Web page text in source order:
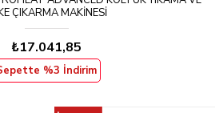
ÇIKARMA MAKINESI
₺17.041,85
%3 İndirim